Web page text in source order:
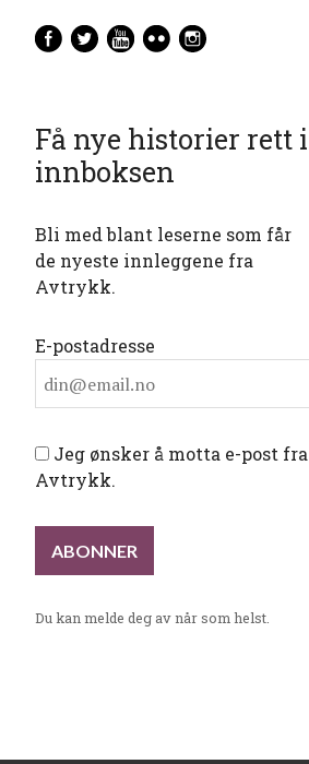
Få nye historier rett i
innboksen
Bli med blant leserne som får
de nyeste innleggene fra
Avtrykk.
E-postadresse
Jeg ønsker å motta e-post fra
Avtrykk.
Du kan melde deg av når som helst.